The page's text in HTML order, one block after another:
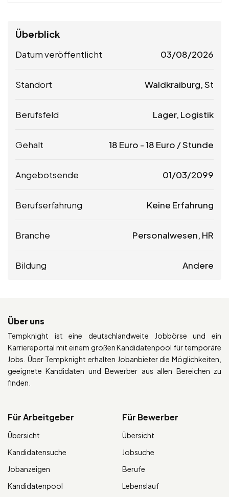
Überblick
Datum veröffentlicht 03/08/2026
Standort Waldkraiburg, St
Berufsfeld Lager, Logistik
Gehalt 18 Euro -18 Euro / Stunde
Angebotsende 01/03/2099
Berufserfahrung Keine Erfahrung
Branche Personalwesen, HR
Bildung Andere
Über uns
Tempknight ist eine deutschlandweite Jobbörse und ein
Karriereportal mit einem großen Kandidatenpool für temporäre
Jobs. Über Tempknight erhalten Jobanbieter die Möglichkeiten,
geeignete Kandidaten und Bewerber aus allen Bereichen zu
finden.
Für Arbeitgeber
Übersicht
Kandidatensuche
Jobanzeigen
Kandidatenpool
Für Bewerber
Übersicht
Jobsuche
Berufe
Lebenslauf